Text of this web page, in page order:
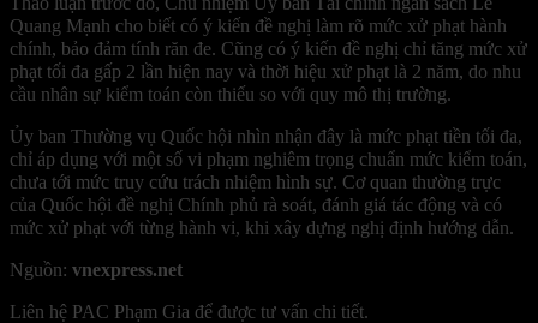
Quang Mạnh cho biết có ý kiến đề nghị làm rõ mức xử phạt hành
chính, bảo đảm tính răn đe. Cũng có ý kiến đề nghị chỉ tăng mức xử
phạt tối đa gấp 2 lần hiện nay và thời hiệu xử phạt là 2 năm, do nhu
cầu nhân sự kiểm toán còn thiếu so với quy mô thị trường.
Ủy ban Thường vụ Quốc hội nhìn nhận đây là mức phạt tiền tối đa,
chỉ áp dụng với một số vi phạm nghiêm trọng chuẩn mức kiểm toán,
chưa tới mức truy cứu trách nhiệm hình sự. Cơ quan thường trực
của Quốc hội đề nghị Chính phủ rà soát, đánh giá tác động và có
mức xử phạt với từng hành vi, khi xây dựng nghị định hướng dẫn.
Nguồn: vnexpress.net
Liên hệ PAC Phạm Gia để được tư vấn chi tiết.